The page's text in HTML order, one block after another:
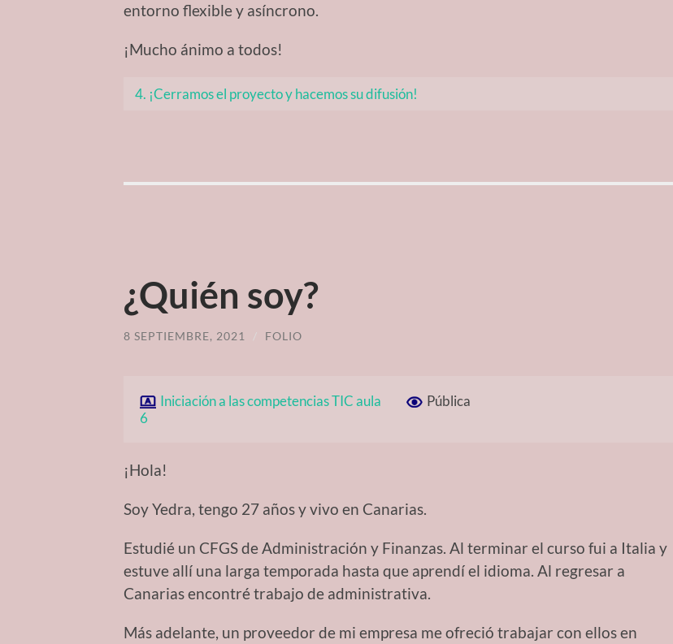
entorno flexible y asíncrono.
¡Mucho ánimo a todos!
4. ¡Cerramos el proyecto y hacemos su difusión!
¿Quién soy?
8 SEPTIEMBRE, 2021 FOLIO
Iniciación a las competencias TIC aula
6
Pública
¡Hola!
Soy Yedra, tengo 27 años y vivo en Canarias.
Estudié un CFGS de Administración y Finanzas. Al terminar el curso fui a Italia y
estuve allí una larga temporada hasta que aprendí el idioma. Al regresar a
Canarias encontré trabajo de administrativa.
Más adelante, un proveedor de mi empresa me ofreció trabajar con ellos en